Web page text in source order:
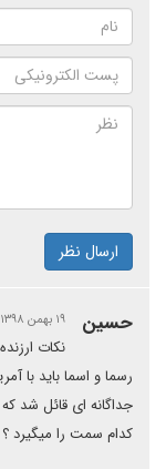
ارسال نظر
حسین ۱۹ بهمن ۱۳۹۸ | ۰۹:۳۶
نکات
رسما و اسما باید با
جداگانه ای قائل شد
کدام سمت را میگیرد ؟